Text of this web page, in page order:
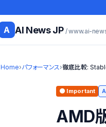
A AI News JP / www.ai-
Home›パフォーマンス›徹底比較:
🟠 Important
AMD